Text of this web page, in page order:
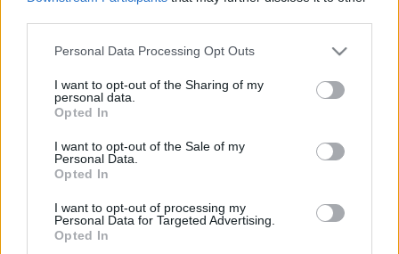
Please note that this website/app uses one or more Google
not limited to your visit or usage behaviour. You may click to
grant or deny consent to Google and its third-party tags to
use your data for below specified purposes in below Google
consent section.
Personal Data Processing Opt Outs
I want to opt-out of the Sharing of my
personal data.
Opted In
I want to opt-out of the Sale of my
Personal Data.
Opted In
I want to opt-out of processing my
Personal Data for Targeted Advertising.
Opted In
Fertőzés